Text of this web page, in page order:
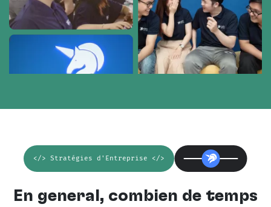
</> Stratégies d'Entreprise </>
En général, combien de temps